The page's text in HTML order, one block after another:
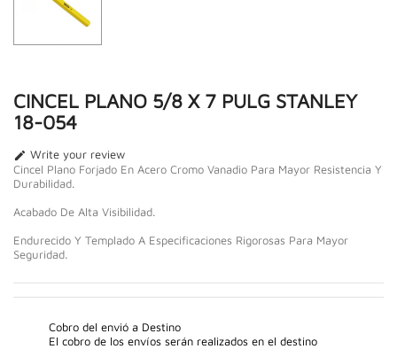
CINCEL PLANO 5/8 X 7 PULG STANLEY
18-054
 Write your review
Cincel Plano Forjado En Acero Cromo Vanadio Para Mayor Resistencia Y
Durabilidad.
Acabado De Alta Visibilidad.
Endurecido Y Templado A Especificaciones Rigorosas Para Mayor
Seguridad.
Cobro del envió a Destino
El cobro de los envíos serán realizados en el destino